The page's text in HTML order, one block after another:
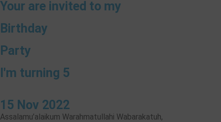
Your are invited to my
Birthday
Party
I'm turning 5
15 Nov 2022
Assalamu’alaikum Warahmatullahi Wabarakatuh,